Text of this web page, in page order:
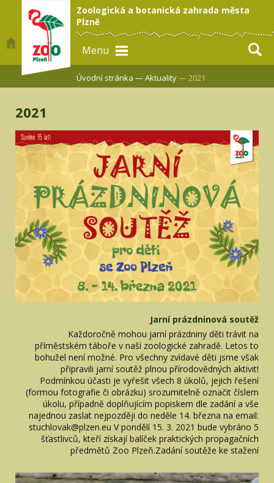
Zoologická a botanická zahrada města
Plzně
Menu
Úvodní stránka —Aktuality— 2021
2021
Jarní prázdninová soutěž
Každoročně mohou jarní prázdniny děti trávit na
příměstském táboře v naší zoologické zahradě. Letos to
bohužel není možné. Pro všechny zvídavé děti jsme však
připravili jarní soutěž plnou přírodovědných aktivit!
Podmínkou účasti je vyřešit všech 8 úkolů, jejich řešení
(formou fotografie či obrázku) srozumitelně označit číslem
úkolu, případně doplňujícím popiskem dle zadání a vše
najednou zaslat nejpozději do neděle 14. března na email:
stuchlovak@plzen.eu V pondělí 15. 3. 2021 bude vybráno 5
šťastlivců, kteří získají balíček praktických propagačních
předmětů Zoo Plzeň.Zadání soutěže ke stažení